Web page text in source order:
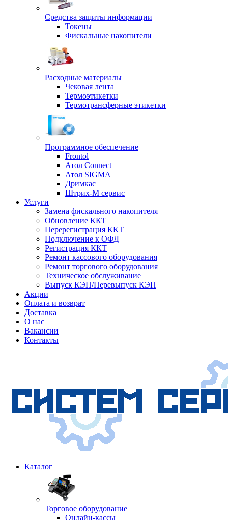
Средства защиты информации
Токены
Фискальные накопители
Расходные материалы
Чековая лента
Термоэтикетки
Термотрансферные этикетки
Программное обеспечение
Frontol
Атол Connect
Атол SIGMA
Дримкас
Штрих-М сервис
Услуги
Замена фискального накопителя
Обновление ККТ
Перерегистрация ККТ
Подключение к ОФД
Регистрация ККТ
Ремонт кассового оборудования
Ремонт торгового оборудования
Техническое обслуживание
Выпуск КЭП/Перевыпуск КЭП
Акции
Оплата и возврат
Доставка
О нас
Вакансии
Контакты
Каталог
Торговое оборудование
Онлайн-кассы